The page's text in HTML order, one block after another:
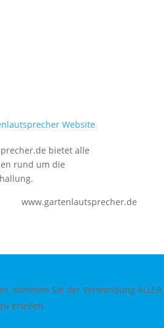
bietet alle
rund um die
www.gartenlautsprecher.de
Sie der Verwendung ALLER
erteilen.